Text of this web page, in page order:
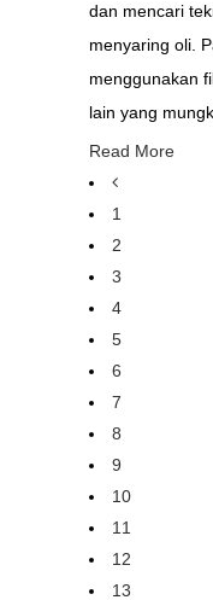
dan mencari
menyaring oli.
menggunakan
lain yang
Read More
1
2
3
4
5
6
7
8
9
10
11
12
13